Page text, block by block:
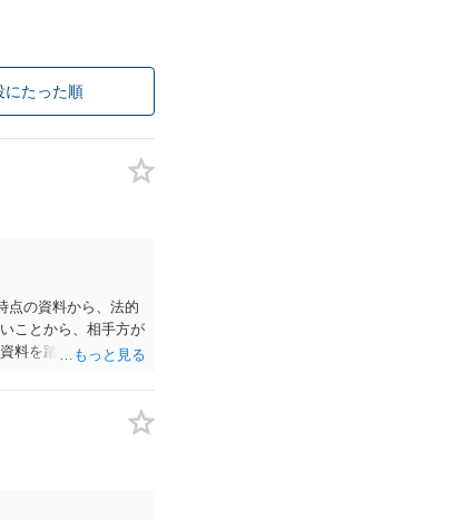
にたった順
点の資料から、法的
ことから、相手方が
料を踏まえ、今後ど
てることもご検討く
容については、一